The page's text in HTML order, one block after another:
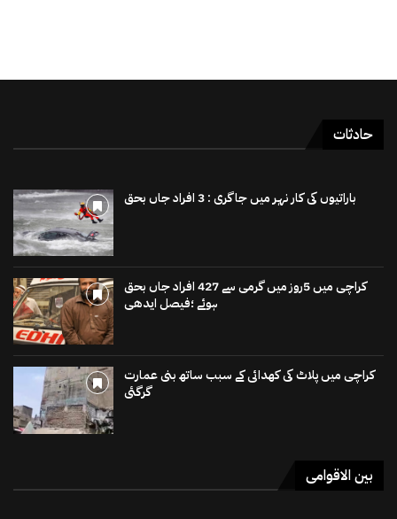
حادثات
باراتیوں کی کار نہر میں جاگری : 3 افراد جاں بحق
کراچی میں 5روز میں گرمی سے 427 افراد جاں بحق
ہوئے ؛فیصل ایدھی
کراچی میں پلاٹ کی کھدائی کے سبب ساتھ بنی عمارت
گرگئی
بین الاقوامی